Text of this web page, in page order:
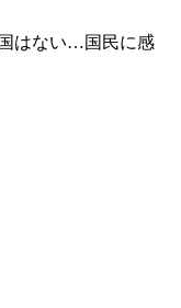
はない…国民に感